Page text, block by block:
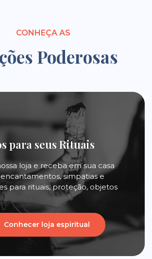
CONHEÇA AS
Poderosas
para seus Rituais
loja e receba em sua casa
simpatias e
para rituais, proteção, objetos
Conhecer loja espiritual